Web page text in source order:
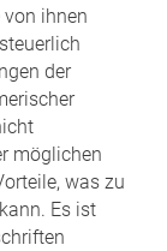
von ihnen
der
möglichen
was zu
Es ist